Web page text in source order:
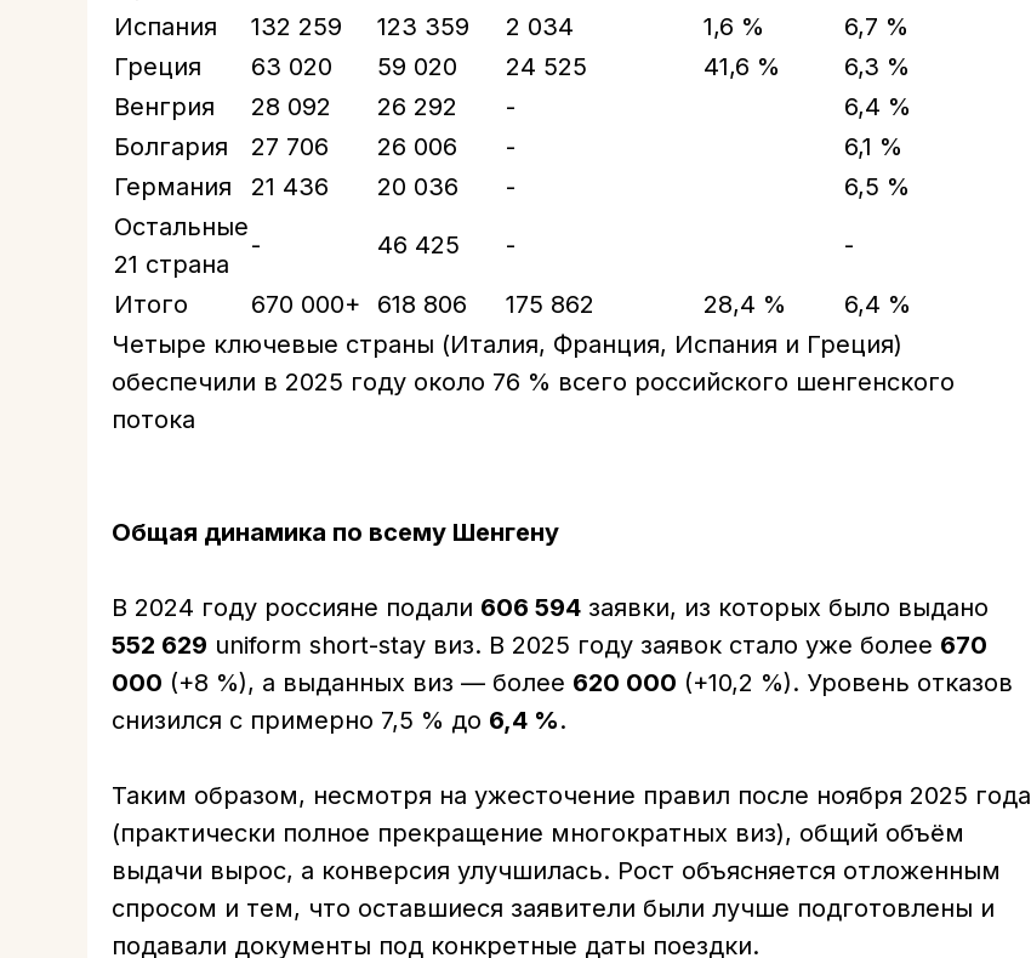
Испания
132 259 123 359 2 034 1,6 %
6,7 %
Греция
63 020 59 020 24 525 41,6 %
6,3 %
Венгрия
28 092 26 292 -
6,4 %
Болгария
27 706 26 006 -
6,1 %
Германия
21 436 20 036 -
6,5 %
Остальные
21 страна
- 46 425 - -
Итого 670 000+ 618 806 175 862 28,4 %
6,4 %
Четыре ключевые страны (Италия, Франция, Испания и Греция)
обеспечили в 2025 году около 76 % всего российского шенгенского
потока
Общая динамика по всему Шенгену
В 2024 году россияне подали 606 594 заявки, из которых было выдано
552 629 uniform short-stay виз. В 2025 году заявок стало уже более 670
000 (+8 %), а выданных виз — более 620 000 (+10,2 %). Уровень отказов
снизился с примерно 7,5 % до 6,4 %.
Таким образом, несмотря на ужесточение правил после ноября 2025 года
(практически полное прекращение многократных виз), общий объём
выдачи вырос, а конверсия улучшилась. Рост объясняется отложенным
спросом и тем, что оставшиеся заявители были лучше подготовлены и
подавали документы под конкретные даты поездки.